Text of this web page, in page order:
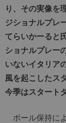
り、その実像を
ジショナルプレ
てらいかーると
ショナルプレー
いないイタリア
風を起こしたス
今季はスタート
ボール保持に